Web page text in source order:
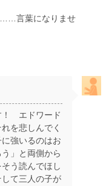
……言葉になりませ
！ エドワード
を悲しんでく
強いるのはお
」と両側から
う読んでほし
て三人の子が